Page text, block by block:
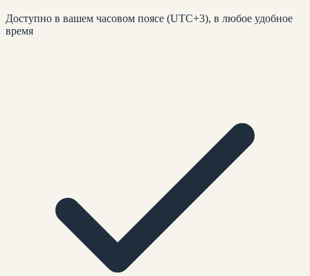
Доступно в вашем часовом поясе (UTC+3), в любое удобное
время